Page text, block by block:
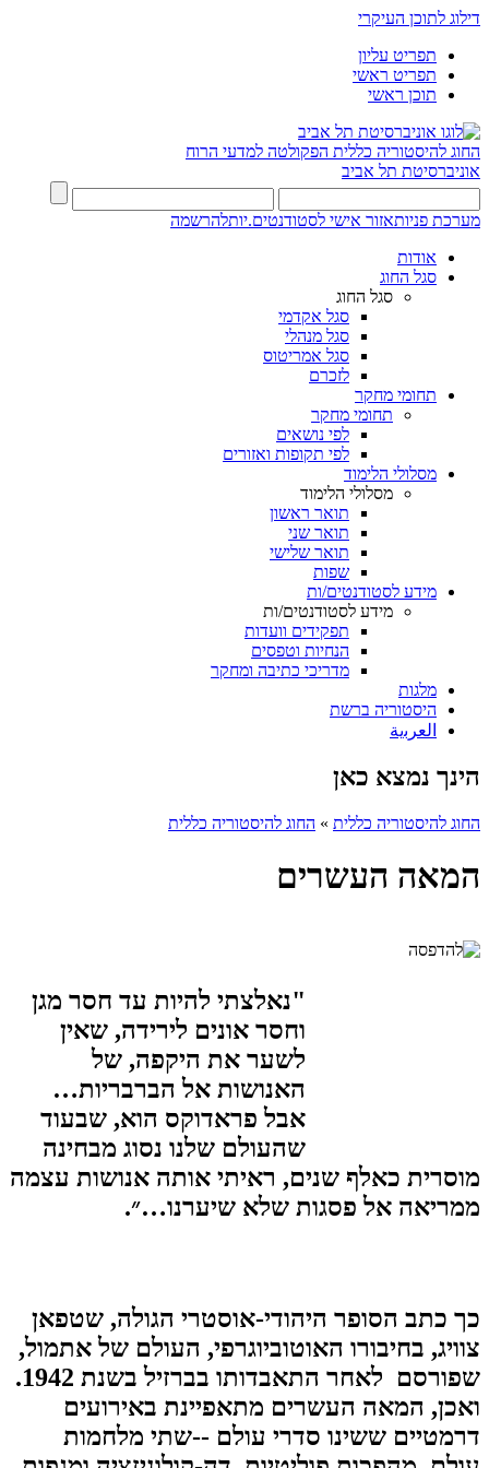
דילוג לתוכן העיקרי
תפריט עליון
תפריט ראשי
תוכן ראשי
החוג להיסטוריה כללית הפקולטה למדעי הרוח
אוניברסיטת תל אביב
מערכת פניותאזור אישי לסטודנטים.יותלהרשמה
אודות
סגל החוג
סגל החוג
סגל אקדמי
סגל מנהלי
סגל אמריטוס
לזכרם
תחומי מחקר
תחומי מחקר
לפי נושאים
לפי תקופות ואזורים
מסלולי הלימוד
מסלולי הלימוד
תואר ראשון
תואר שני
תואר שלישי
שפות
מידע לסטודנטים/ות
מידע לסטודנטים/ות
תפקידים וועדות
הנחיות וטפסים
מדריכי כתיבה ומחקר
מלגות
היסטוריה ברשת
ﺍﻟﻌﺮﺑﻳﺔ
הינך נמצא כאן
החוג להיסטוריה כללית » החוג להיסטוריה כללית
המאה העשרים
"נאלצתי להיות עד חסר מגן
וחסר אונים לירידה, שאין
לשער את היקפה, של
האנושות אל הברבריות…
אבל פראדוקס הוא, שבעוד
שהעולם שלנו נסוג מבחינה
מוסרית כאלף שנים, ראיתי אותה אנושות עצמה
ממריאה אל פסגות שלא שיערנו…״.
כך כתב הסופר היהודי-אוסטרי הגולה, שטפאן
צוויג, בחיבורו האוטוביוגרפי, העולם של אתמול,
שפורסם לאחר התאבדותו בברזיל בשנת 1942.
ואכן, המאה העשרים מתאפיינת באירועים
דרמטיים ששינו סדרי עולם --שתי מלחמות